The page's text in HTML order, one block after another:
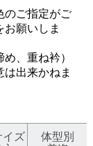
のご指定がご
願いしま
、重ね衿）
出来かねま
イズ
体型別